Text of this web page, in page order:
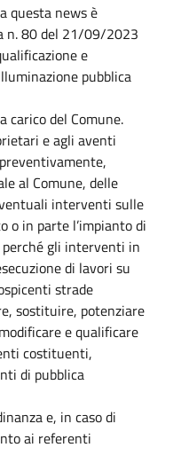
questa news è
n. 80 del 21/09/2023
e
pubblica
carico del Comune.
e agli aventi
al Comune, delle
interventi sulle
o in parte l’impianto di
gli interventi in
di lavori su
strade
sostituire, potenziare
e qualificare
costituenti,
di pubblica
e, in caso di
ai referenti